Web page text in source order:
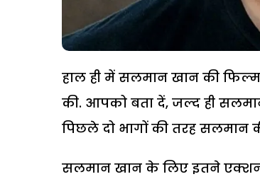
हाल ही में सलमान खान की
की. आपको बता दें, जल्द ही
पिछले दो भागों की तरह सलमान
सलमान खान के लिए इतने एक्शन